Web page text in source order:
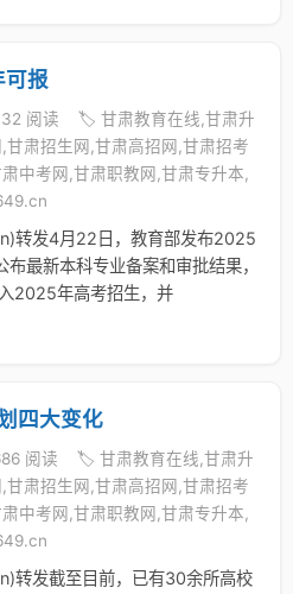
报
阅读
🏷️ 甘肃教育在线,甘肃升
肃招生网,甘肃高招网,甘肃招考
中考网,甘肃职教网,甘肃专升本,
转发4月22日，教育部发布2025
最新本科专业备案和审批结果，
2025年高考招生，并
四大变化
阅读
🏷️ 甘肃教育在线,甘肃升
肃招生网,甘肃高招网,甘肃招考
中考网,甘肃职教网,甘肃专升本,
转发截至目前，已有30余所高校